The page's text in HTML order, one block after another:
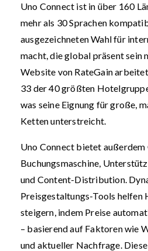
Uno Connect ist in über 160
mehr als 30 Sprachen
ausgezeichneten Wahl für
macht, die global präsent sein
Website von RateGain
33 der 40 größten
was seine Eignung für große,
Ketten unterstreicht.
Uno Connect bietet außerdem
Buchungsmaschine,
und Content-Distribution.
Preisgestaltungs-Tools helfen
steigern, indem Preise
– basierend auf Faktoren wie
und aktueller Nachfrage.